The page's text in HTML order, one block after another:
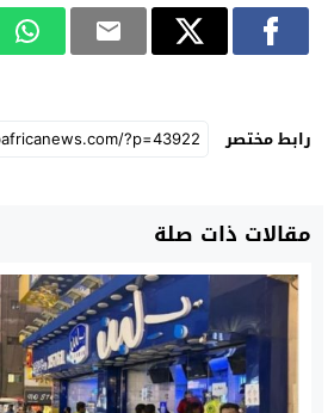
رابط مختصر
مقالات ذات صلة